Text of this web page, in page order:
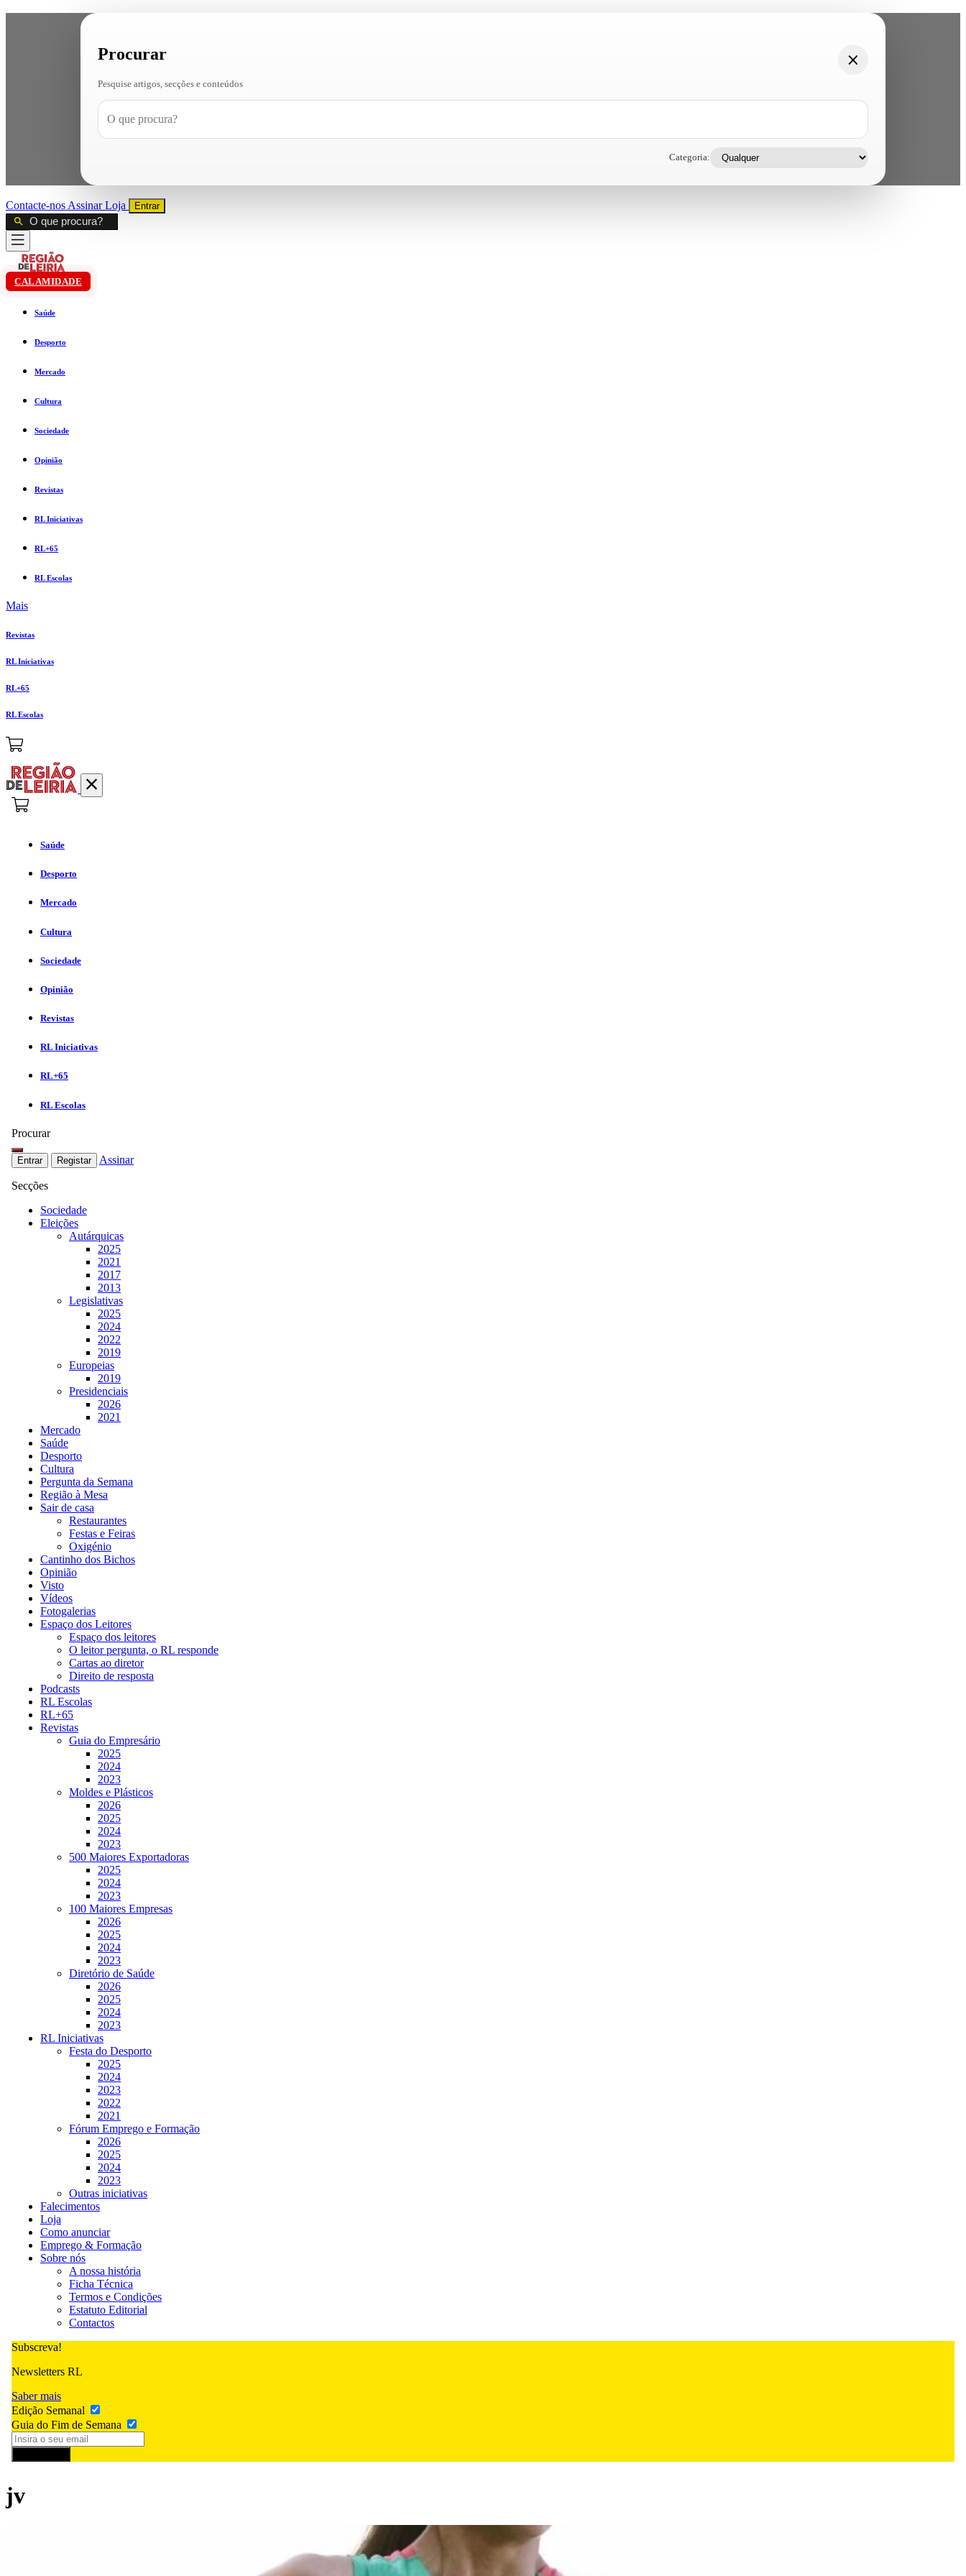
Procurar
Pesquise artigos, secções e conteúdos
Categoria:
Contacte-nos AssinarLoja Entrar
CALAMIDADE
Saúde
Desporto
Mercado
Cultura
Sociedade
Opinião
Revistas
RL Iniciativas
RL+65
RL Escolas
Mais
Revistas
RL Iniciativas
RL+65
RL Escolas
Saúde
Desporto
Mercado
Cultura
Sociedade
Opinião
Revistas
RL Iniciativas
RL+65
RL Escolas
Procurar
Entrar Registar Assinar
Secções
Sociedade
Eleições
Autárquicas
2025
2021
2017
2013
Legislativas
2025
2024
2022
2019
Europeias
2019
Presidenciais
2026
2021
Mercado
Saúde
Desporto
Cultura
Pergunta da Semana
Região à Mesa
Sair de casa
Restaurantes
Festas e Feiras
Oxigénio
Cantinho dos Bichos
Opinião
Visto
Vídeos
Fotogalerias
Espaço dos Leitores
Espaço dos leitores
O leitor pergunta, o RL responde
Cartas ao diretor
Direito de resposta
Podcasts
RL Escolas
RL+65
Revistas
Guia do Empresário
2025
2024
2023
Moldes e Plásticos
2026
2025
2024
2023
500 Maiores Exportadoras
2025
2024
2023
100 Maiores Empresas
2026
2025
2024
2023
Diretório de Saúde
2026
2025
2024
2023
RL Iniciativas
Festa do Desporto
2025
2024
2023
2022
2021
Fórum Emprego e Formação
2026
2025
2024
2023
Outras iniciativas
Falecimentos
Loja
Como anunciar
Emprego & Formação
Sobre nós
A nossa história
Ficha Técnica
Termos e Condições
Estatuto Editorial
Contactos
Subscreva!
Newsletters RL
Saber mais
Edição Semanal
Guia do Fim de Semana
jv